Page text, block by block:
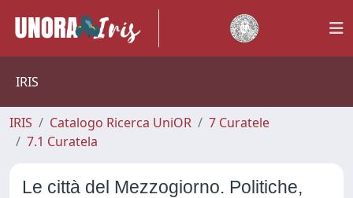
IRIS
IRIS Catalogo Ricerca UniOR
7 Curatele
7.1 Curatela
Le città del Mezzogiorno. Politiche,